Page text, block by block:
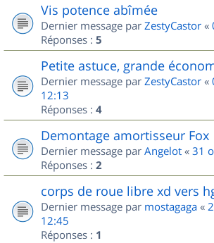
Vis potence abîmée
Dernier message par ZestyCastor «
Réponses : 5
Petite astuce, grande
Dernier message par ZestyCastor «
12:13
Réponses : 4
Demontage amortisseur Fox
Dernier message par Angelot « 31
Réponses : 2
corps de roue libre xd vers
Dernier message par mostagaga «
12:45
Réponses : 1